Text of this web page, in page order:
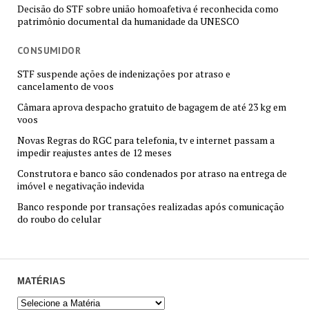
Decisão do STF sobre união homoafetiva é reconhecida como
patrimônio documental da humanidade da UNESCO
CONSUMIDOR
STF suspende ações de indenizações por atraso e
cancelamento de voos
Câmara aprova despacho gratuito de bagagem de até 23 kg em
voos
Novas Regras do RGC para telefonia, tv e internet passam a
impedir reajustes antes de 12 meses
Construtora e banco são condenados por atraso na entrega de
imóvel e negativação indevida
Banco responde por transações realizadas após comunicação
do roubo do celular
MATÉRIAS